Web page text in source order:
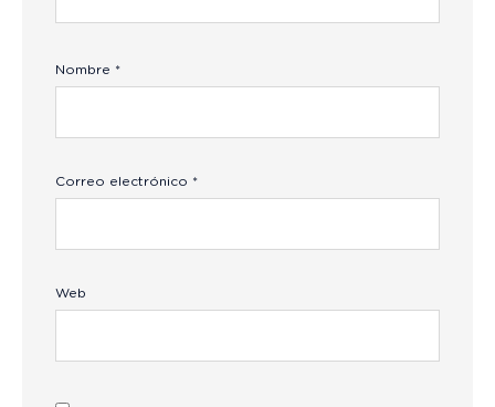
Nombre *
Correo electrónico *
Web